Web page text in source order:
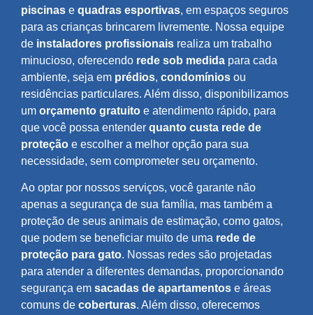
piscinas e quadras esportivas, em espaços seguros
para as crianças brincarem livremente. Nossa equipe
de instaladores profissionais realiza um trabalho
minucioso, oferecendo rede sob medida para cada
ambiente, seja em prédios, condomínios ou
residências particulares. Além disso, disponibilizamos
um orçamento gratuito e atendimento rápido, para
que você possa entender quanto custa rede de
proteção e escolher a melhor opção para sua
necessidade, sem comprometer seu orçamento.
Ao optar por nossos serviços, você garante não
apenas a segurança de sua família, mas também a
proteção de seus animais de estimação, como gatos,
que podem se beneficiar muito de uma rede de
proteção para gato. Nossas redes são projetadas
para atender a diferentes demandas, proporcionando
segurança em sacadas de apartamentos e áreas
comuns de coberturas. Além disso, oferecemos